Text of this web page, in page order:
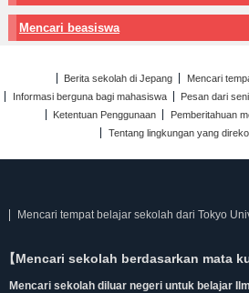
Mencari beasiswa
Berita sekolah di Jepang
Mencari
Informasi berguna bagi mahasiswa
Pesan dari
Ketentuan Penggunaan
Pemberitahuan
Tentang lingkungan yang
Mencari tempat belajar sekolah dari Tokyo
【Mencari sekolah berdasarkan mata
Mencari sekolah diluar negeri untuk belajar